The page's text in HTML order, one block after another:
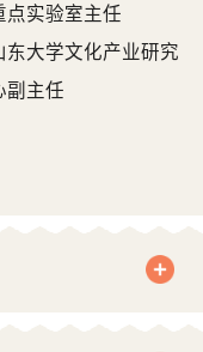
点实验室主任
大学文化产业研究
副主任